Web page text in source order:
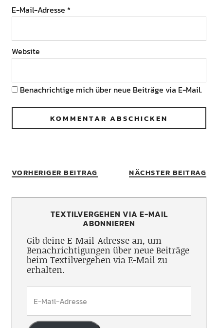
E-Mail-Adresse *
Website
Benachrichtige mich über neue Beiträge via E-Mail.
VORHERIGER BEITRAG NÄCHSTER BEITRAG
TEXTILVERGEHEN VIA E-MAIL
ABONNIEREN
Gib deine E-Mail-Adresse an, um
Benachrichtigungen über neue Beiträge
beim Textilvergehen via E-Mail zu
erhalten.